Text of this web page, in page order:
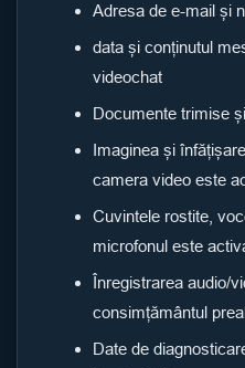
Adresa de e-mail și
data și conținutul
videochat
Documente trimise
Imaginea și
camera video este
Cuvintele rostite,
microfonul este
Înregistrarea audio/
consimțământul
Date de